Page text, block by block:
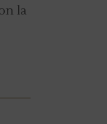
la